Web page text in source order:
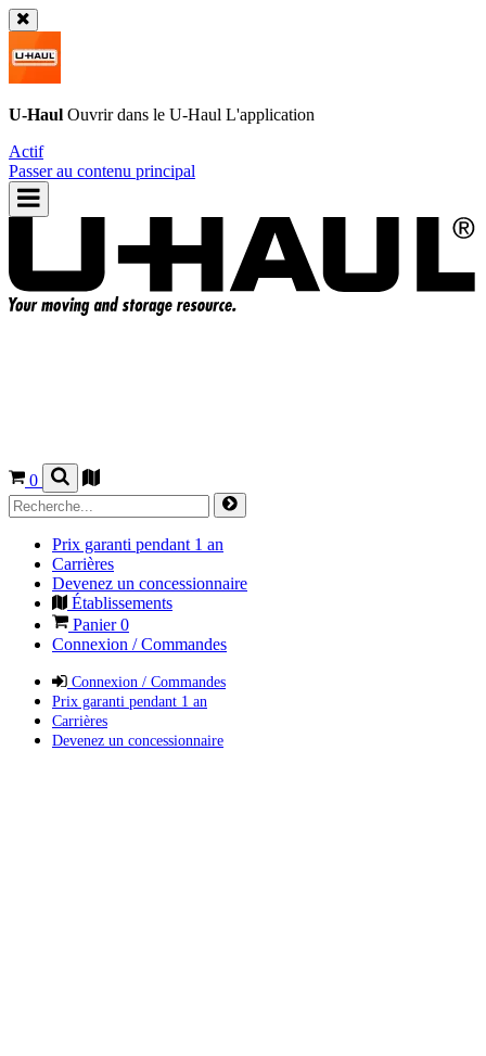
U-Haul Ouvrir dans le U-Haul L'application
Actif
Passer au contenu principal
0
Prix garanti pendant 1 an
Carrières
Devenez un concessionnaire
Établissements
Panier0
Connexion / Commandes
Connexion / Commandes
Prix garanti pendant 1 an
Carrières
Devenez un concessionnaire